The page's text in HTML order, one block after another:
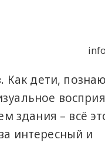
Как дети,
здания – всё
интересный и